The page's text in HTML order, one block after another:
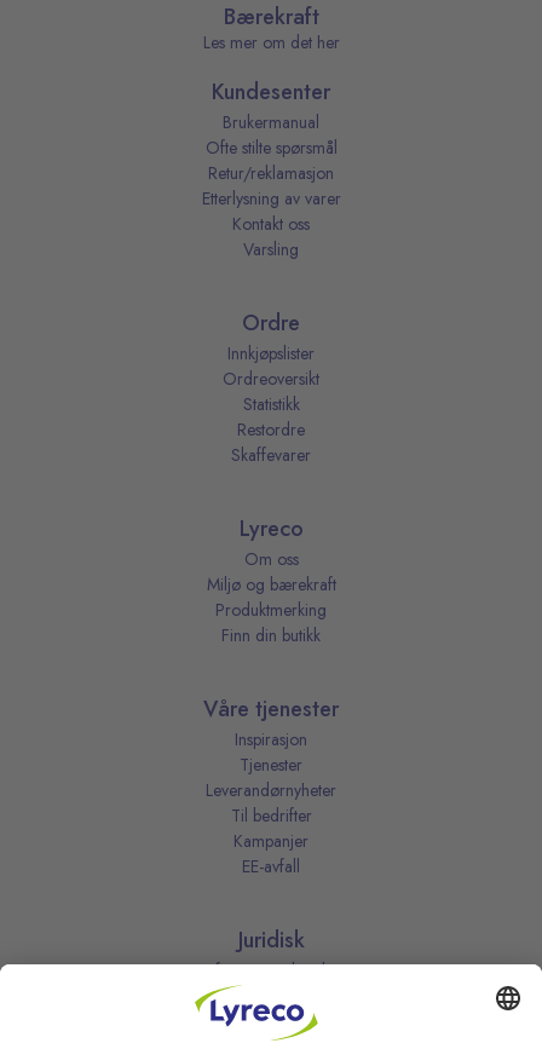
Bærekraft
Les mer om det her
Kundesenter
Brukermanual
Ofte stilte spørsmål
Retur/reklamasjon
Etterlysning av varer
Kontakt oss
Varsling
Ordre
Innkjøpslister
Ordreoversikt
Statistikk
Restordre
Skaffevarer
Lyreco
Om oss
Miljø og bærekraft
Produktmerking
Finn din butikk
Våre tjenester
Inspirasjon
Tjenester
Leverandørnyheter
Til bedrifter
Kampanjer
EE-avfall
Juridisk
Informasjonskapsler
Kjøpsbetingelser
Personvernerklæring